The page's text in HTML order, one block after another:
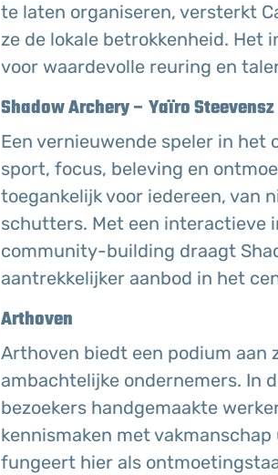
te laten organiseren, versterkt
ze de lokale betrokkenheid.
voor waardevolle reuring en
Shadow Archery – Yaïro Steevensz
Een vernieuwende speler in
sport, focus, beleving en
toegankelijk voor iedereen, van
schutters. Met een interactieve
community-building draagt
aantrekkelijker aanbod in het
Arthoven
Arthoven biedt een podium aan
ambachtelijke ondernemers. In
bezoekers handgemaakte
kennismaken met
fungeert hier als